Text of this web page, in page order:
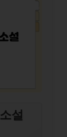
설